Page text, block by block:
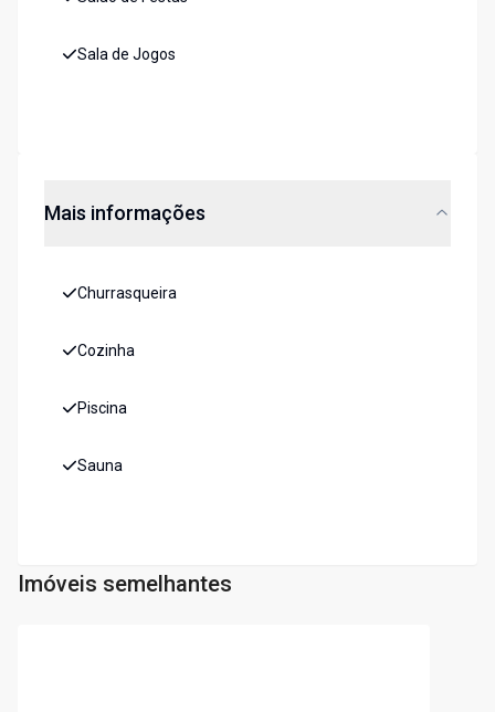
Sala de Jogos
Mais informações
Churrasqueira
Cozinha
Piscina
Sauna
Imóveis semelhantes